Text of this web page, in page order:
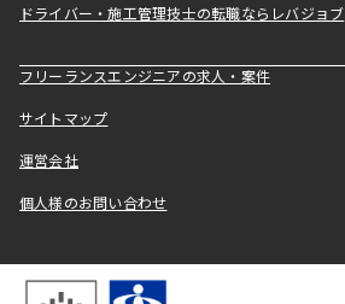
ドライバー・施工管理技士の転職ならレバジョブ
フリーランスエンジニアの求人・案件
サイトマップ
運営会社
個人様のお問い合わせ